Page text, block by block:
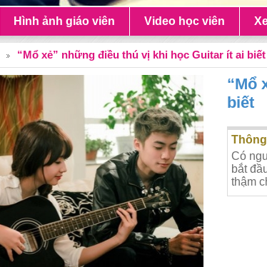
Hình ảnh giáo viên Video học viên
“Mổ xẻ” những điều thú vị khi học Guitar ít ai biết
“Mổ
biết
Có
bắt
thậm